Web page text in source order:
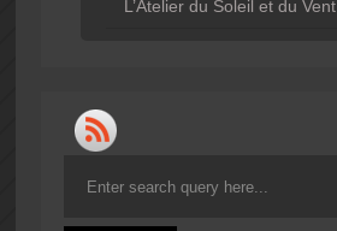
L’Atelier du Soleil et du Vent